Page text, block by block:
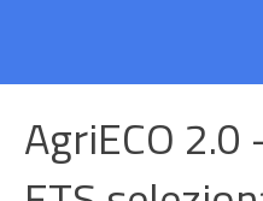
AgriECO 2.0